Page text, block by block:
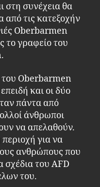
συνέχεια θα
από τις κατεξοχήν
Oberbarmen
το γραφείο του
Oberbarmen
και οι δύο
πάντα από
άνθρωποι
να απελαθούν.
για να
ανθρώπους που
σχέδια του AFD
του.